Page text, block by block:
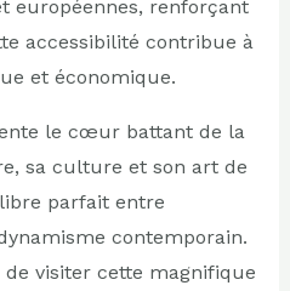
européennes, renforçant
accessibilité contribue à
et économique.
le cœur battant de la
sa culture et son art de
parfait entre
contemporain.
de visiter cette magnifique